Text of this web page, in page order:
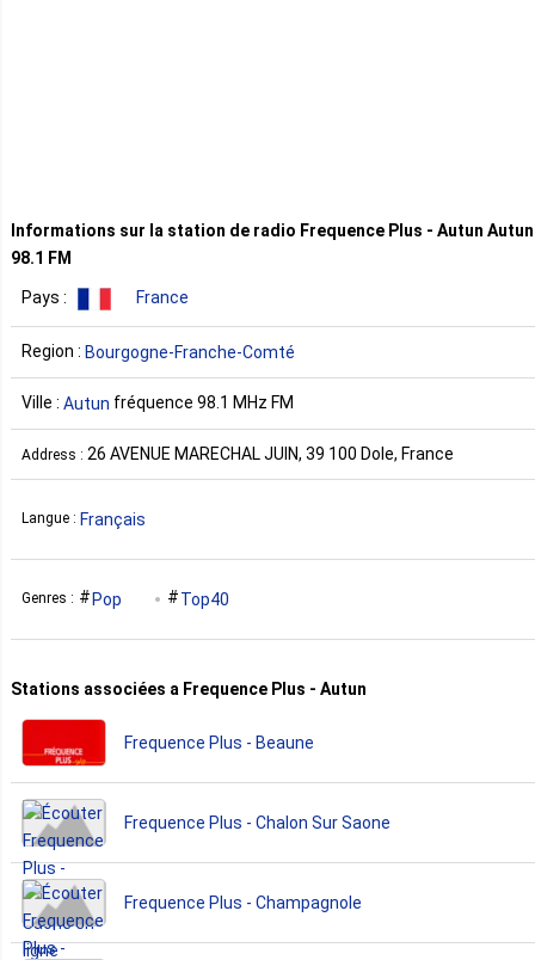
Informations sur la station de radio Frequence Plus - Autun Autun
98.1 FM
Pays : France
Region : Bourgogne-Franche-Comté
Ville : Autun fréquence 98.1 MHz FM
Address : 26 AVENUE MARECHAL JUIN, 39 100 Dole, France
Langue : Français
Genres : Pop Top40
Stations associées a Frequence Plus - Autun
Frequence Plus - Beaune
Frequence Plus - Chalon Sur Saone
Frequence Plus - Champagnole